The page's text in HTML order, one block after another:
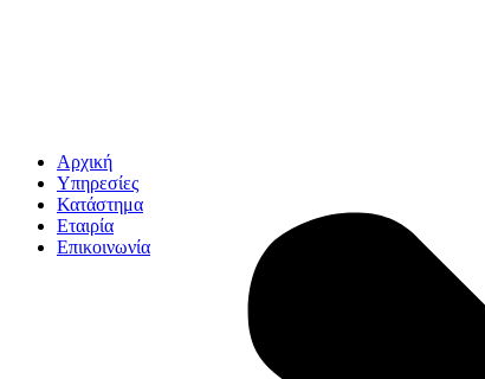
Αρχική
Υπηρεσίες
Κατάστημα
Εταιρία
Επικοινωνία